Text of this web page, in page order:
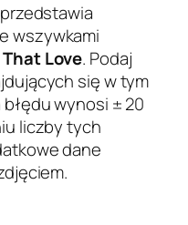
wszywkami
That Love. Podaj
się w tym
wynosi ± 20
liczby tych
dane